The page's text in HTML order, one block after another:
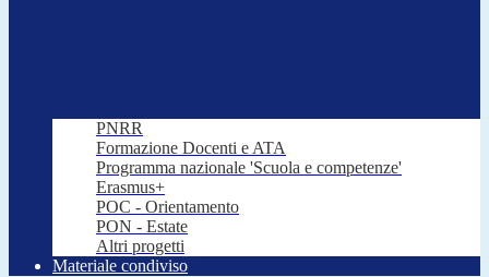
PNRR
Formazione Docenti e ATA
Programma nazionale 'Scuola e competenze'
Erasmus+
POC - Orientamento
PON - Estate
Altri progetti
Materiale condiviso